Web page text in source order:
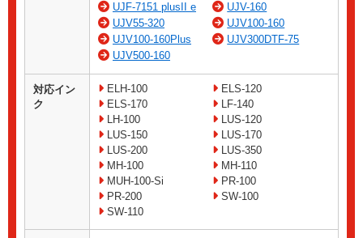
UJF-7151 plusII e
UJV-160
UJV55-320
UJV100-160
UJV100-160Plus
UJV300DTF-75
UJV500-160
対応イン
ク
ELH-100
ELS-120
ELS-170
LF-140
LH-100
LUS-120
LUS-150
LUS-170
LUS-200
LUS-350
MH-100
MH-110
MUH-100-Si
PR-100
PR-200
SW-100
SW-110